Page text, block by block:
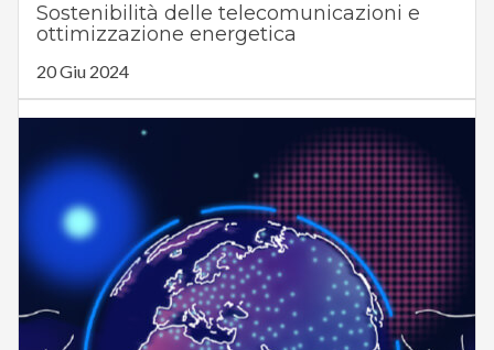
Sostenibilità delle telecomunicazioni e
ottimizzazione energetica
20 Giu 2024